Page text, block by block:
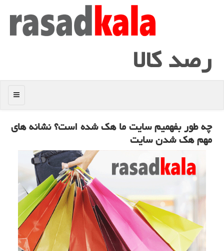
رصد كالا
منو
چه طور بفهمیم سایت ما هک شده است؟ نشانه های
مهم هک شدن سایت